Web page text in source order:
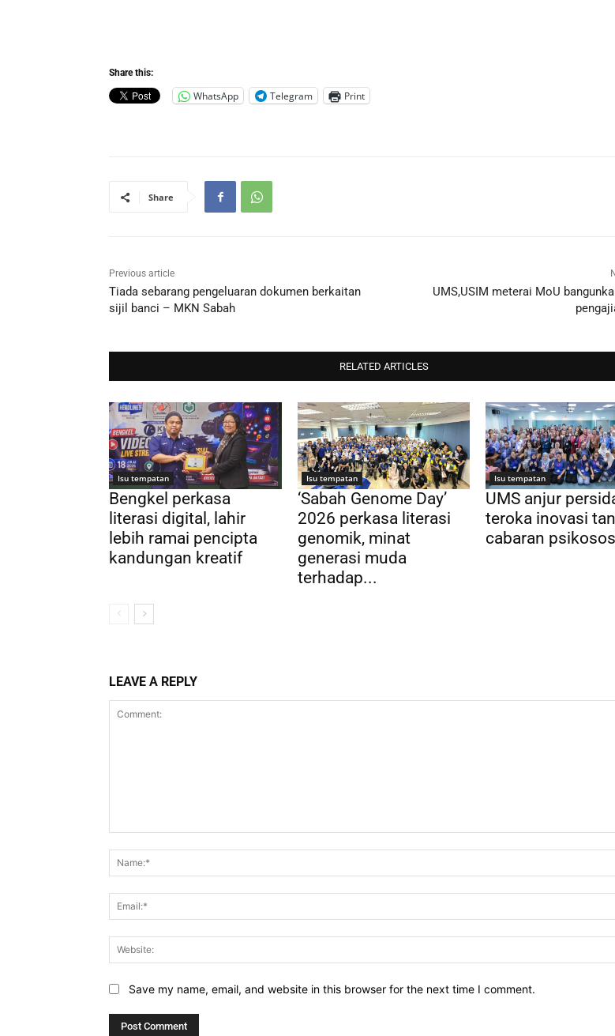
Share this:
WhatsApp Telegram Print
Share
Previous article
Tiada sebarang pengeluaran dokumen berkaitan
sijil banci – MKN Sabah
UMS,USIM meterai MoU
RELATED ARTICLES
Isu tempatan
Bengkel perkasa
literasi digital, lahir
lebih ramai pencipta
kandungan kreatif
Isu tempatan
‘Sabah Genome Day’
2026 perkasa literasi
genomik, minat
generasi muda
terhadap...
Isu tempatan
UMS anjur
teroka inovasi
cabaran
LEAVE A REPLY
Save my name, email, and website in this browser for the next time I comment.